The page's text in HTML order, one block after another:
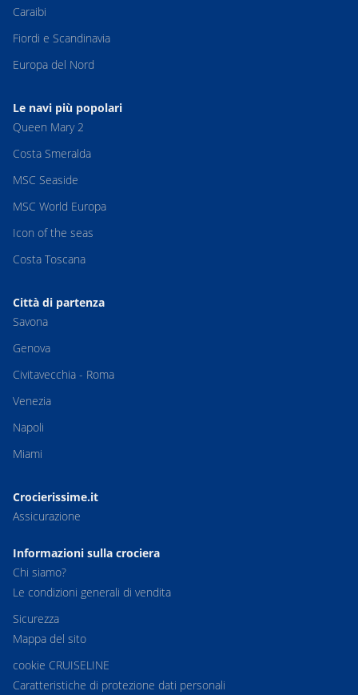
Caraibi
Fiordi e Scandinavia
Europa del Nord
Le navi più popolari
Queen Mary 2
Costa Smeralda
MSC Seaside
MSC World Europa
Icon of the seas
Costa Toscana
Città di partenza
Savona
Genova
Civitavecchia - Roma
Venezia
Napoli
Miami
Crocierissime.it
Assicurazione
Informazioni sulla crociera
Chi siamo?
Le condizioni generali di vendita
Sicurezza
Mappa del sito
cookie CRUISELINE
Caratteristiche di protezione dati personali